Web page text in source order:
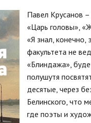
Павел Крусанов –
«Царь головы»,
«Я знал, конечно,
факультета не
«Блиндажа»,
полушутя
десятые, через
Белинского, что
где поэты и